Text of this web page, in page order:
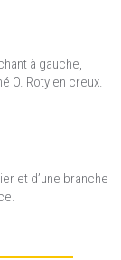
à gauche,
O. Roty en creux.
et d’une branche